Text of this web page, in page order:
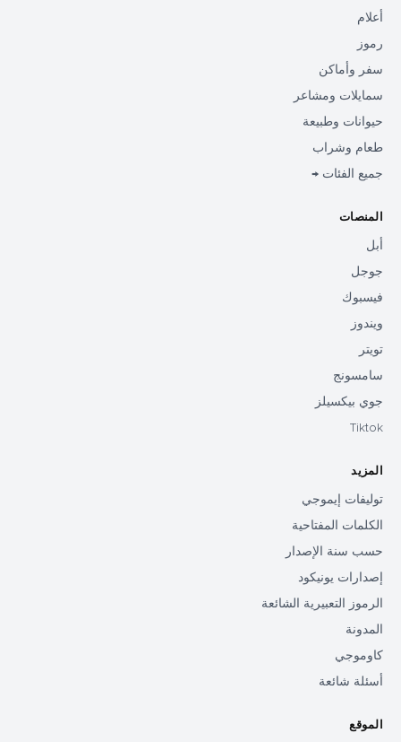
أعلام
رموز
سفر وأماكن
سمايلات ومشاعر
حيوانات وطبيعة
طعام وشراب
جميع الفئات →
المنصات
أبل
جوجل
فيسبوك
ويندوز
تويتر
سامسونج
جوي بيكسيلز
Tiktok
المزيد
توليفات إيموجي
الكلمات المفتاحية
حسب سنة الإصدار
إصدارات يونيكود
الرموز التعبيرية الشائعة
المدونة
كاوموجي
أسئلة شائعة
الموقع